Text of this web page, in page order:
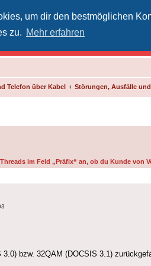
um dir den bestmöglichen
zu. Mehr erfahren
Telefon über Kabel Störungen, Ausfälle
im Feld „Präfix“ an, ob du Kunde von
bzw. 32QAM (DOCSIS 3.1)